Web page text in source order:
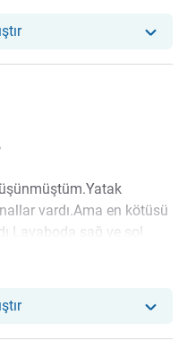
Otelimiz şu yoruma yanıt
1.0/5
vardı.Ama en kötüsü
sağ ve sol
sürekli lavoboyu siliyor
oturmak için
geçmeniz gerekiyor.Ve
Otelimiz şu yoruma yanıt